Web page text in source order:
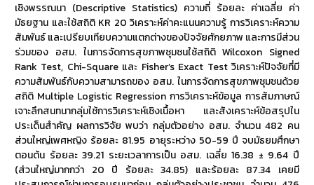
เชิงพรรณนา (Descriptive Statistics) ความถี่ ร้อยละ ค่าเฉลี่ย ค่า
มัธยฐาน และใช้สถิติ KR 20 วิเคราะห์ค่าคะแนนความรู้ การวิเคราะห์ความ
สัมพันธ์ และเปรียบเทียบความแตกต่างของปัจจัยศักยภาพ และการมีส่วน
ร่วมของ อสม. ในการจัดการสุขภาพชุมชนใช้สถิติ Wilcoxon Signed
Rank Test, Chi-Square และ Fisher’s Exact Test วิเคราะห์ปัจจัยที่มี
ความสัมพันธ์กับความสามารถของ อสม. ในการจัดการสุขภาพชุมชนด้วย
สถิติ Multiple Logistic Regression การวิเคราะห์ข้อมูล การสัมภาษณ์
เจาะลึกสนทนากลุ่มใช้การวิเคราะห์เชิงเนื้อหา และสังเคราะห์ข้อสรุปใน
ประเด็นสำคัญ ผลการวิจัย พบว่า กลุ่มตัวอย่าง อสม. จำนวน 482 คน
ส่วนใหญ่เพศหญิง ร้อยละ 81.95 อายุระหว่าง 50-59 ปี จบมัธยมศึกษา
ตอนต้น ร้อยละ 39.21 ระยะเวลาการเป็น อสม. เฉลี่ย 16.38 ± 9.64 ปี
(ส่วนใหญ่มากกว่า 20 ปี ร้อยละ 34.85) และร้อยละ 87.34 เคยมี